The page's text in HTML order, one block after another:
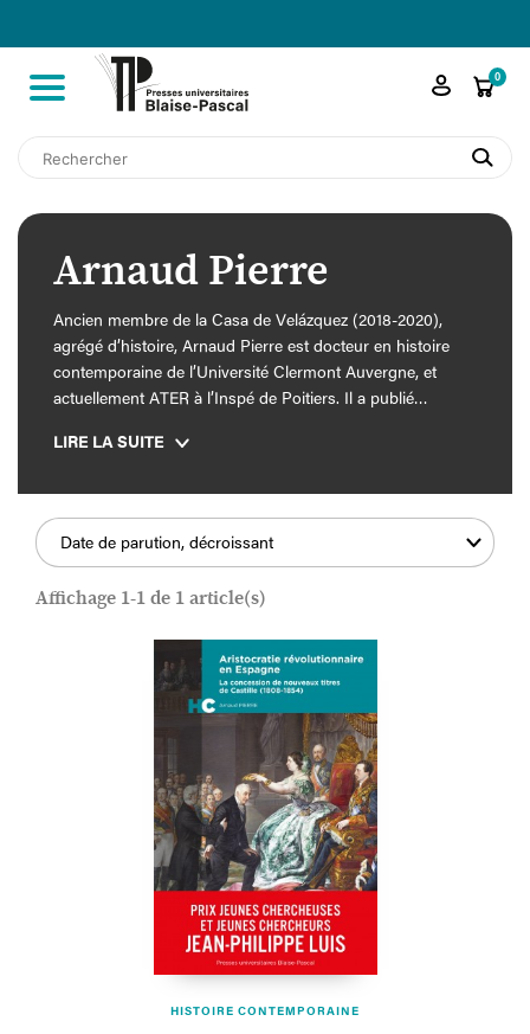
shopping_cart0

search
Arnaud Pierre
Ancien membre de la Casa de Velázquez (2018-2020),
agrégé d’histoire, Arnaud Pierre est docteur en histoire
contemporaine de l’Université Clermont Auvergne, et
actuellement ATER à l’Inspé de Poitiers. Il a publié
et espagnoles ( Cahiers de civilisation espagnole
contributions à des ouvrages collectifs en français,
espagnol et anglais.
LIRE LA SUITE
Date de parution, décroissant
Affichage 1-1 de 1 article(s)
HISTOIRE CONTEMPORAINE